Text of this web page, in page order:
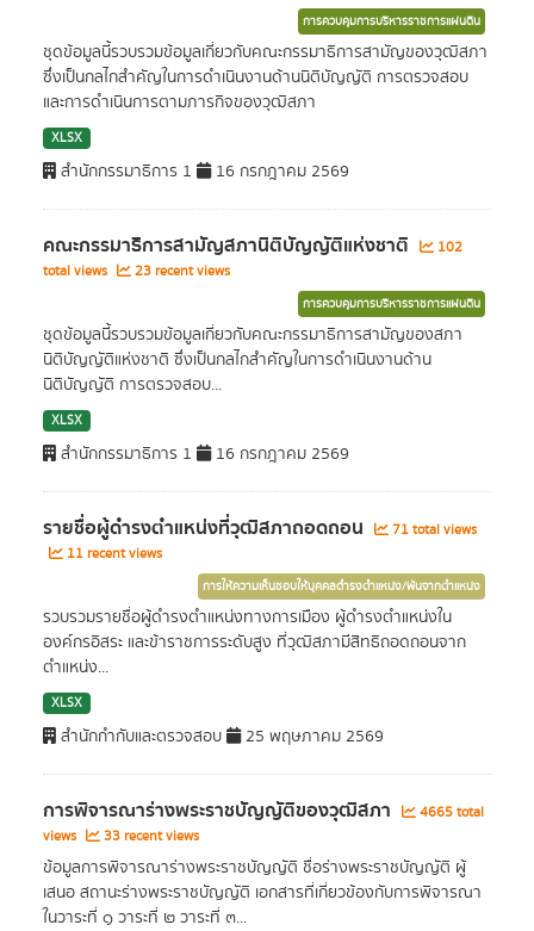
การควบคุมการบริหารราชการแผ่นดิน
ชุดข้อมูลนี้รวบรวมข้อมูลเกี่ยวกับคณะกรรมาธิการสามัญของวุฒิสภา
ซึ่งเป็นกลไกสำคัญในการดำเนินงานด้านนิติบัญญัติ การตรวจสอบ
และการดำเนินการตามภารกิจของวุฒิสภา
XLSX
สำนักกรรมาธิการ 1 16 กรกฎาคม 2569
คณะกรรมาธิการสามัญสภานิติบัญญัติแห่งชาติ
102
total views
23 recent views
การควบคุมการบริหารราชการแผ่นดิน
ชุดข้อมูลนี้รวบรวมข้อมูลเกี่ยวกับคณะกรรมาธิการสามัญของสภา
นิติบัญญัติแห่งชาติ ซึ่งเป็นกลไกสำคัญในการดำเนินงานด้าน
นิติบัญญัติ การตรวจสอบ...
XLSX
สำนักกรรมาธิการ 1 16 กรกฎาคม 2569
รายชื่อผู้ดำรงตำแหน่งที่วุฒิสภาถอดถอน
71 total views
11 recent views
การให้ความเห็นชอบให้บุคคลดำรงตำแหน่ง/พ้นจากตำแหน่ง
รวบรวมรายชื่อผู้ดำรงตำแหน่งทางการเมือง ผู้ดำรงตำแหน่งใน
องค์กรอิสระ และข้าราชการระดับสูง ที่วุฒิสภามีสิทธิถอดถอนจาก
ตำแหน่ง...
XLSX
สำนักกำกับและตรวจสอบ 25 พฤษภาคม 2569
การพิจารณาร่างพระราชบัญญัติของวุฒิสภา
4665 total
views
33 recent views
ข้อมูลการพิจารณาร่างพระราชบัญญัติ ชื่อร่างพระราชบัญญัติ ผู้
เสนอ สถานะร่างพระราชบัญญัติ เอกสารที่เกี่ยวข้องกับการพิจารณา
ในวาระที่ ๑ วาระที่ ๒ วาระที่ ๓...